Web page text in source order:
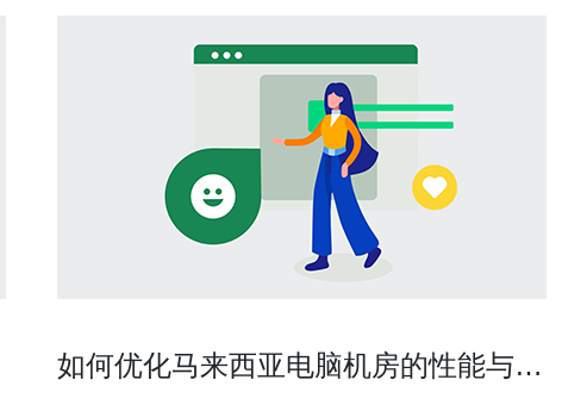
如何优化马来西亚电脑机房的性能与安